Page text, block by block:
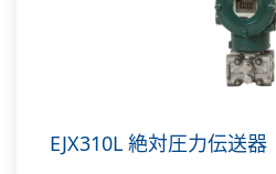
EJX310L 絶対圧力伝送器